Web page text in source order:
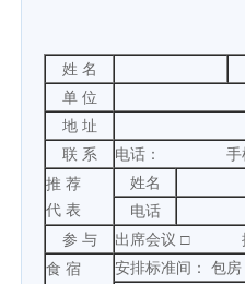
姓 名
单 位
地 址
联 系
电话： 手
推 荐
代 表
姓名
电话
参 与
出席会议 □
食 宿
安排标准间：